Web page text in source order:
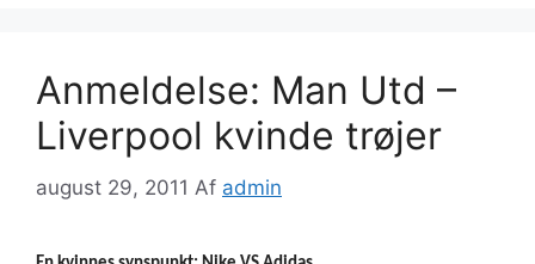
Anmeldelse: Man Utd –
Liverpool kvinde trøjer
august 29, 2011 Af admin